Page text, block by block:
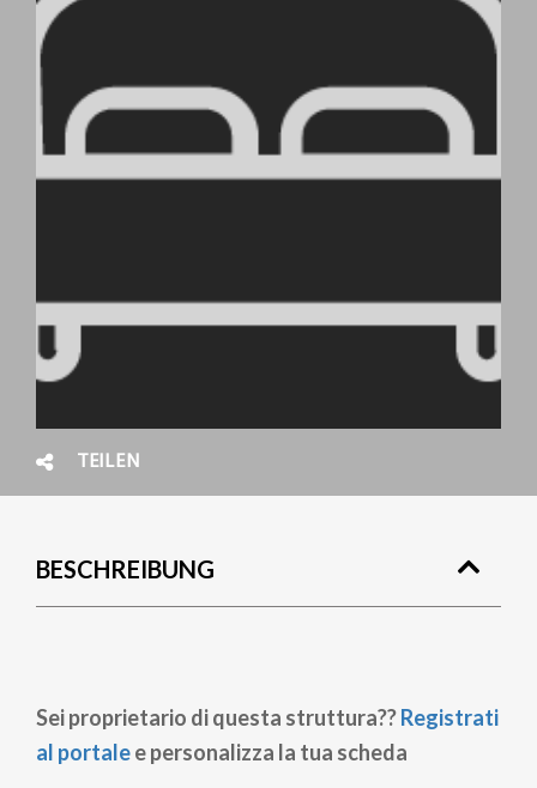
TEILEN
BESCHREIBUNG
Sei proprietario di questa struttura??Registrati
al portalee personalizza la tua scheda